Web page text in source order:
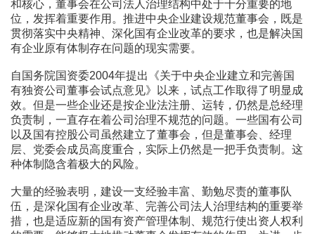
和核心，董事会在公司法人治理结构中处于十分重要的地
位，发挥着重要作用。推进中央企业建设规范董事会，既是
贯彻落实中央精神、深化国有企业改革的要求，也是解决国
有企业原有体制存在问题的现实需要。
自国务院国资委2004年提出《关于中央企业建立和完善国
有独资公司董事会试点意见》以来，试点工作取得了明显成
效。但是一些企业还是按企业法注册、运转，仍然是总经理
负责制，一直存在着公司治理不规范的问题。一些国有公司
以及国有控股公司虽然建立了董事会，但是董事会、经理
层、党委会成员高度重合，实际上仍然是一把手负责制。这
种体制隐含着极大的风险。
大量的经验表明，建设一支经验丰富、勤勉尽责的董事队
伍，是深化国有企业改革、完善公司法人治理结构的重要举
措，也是适应新的国有资产管理体制、规范行使出资人权利